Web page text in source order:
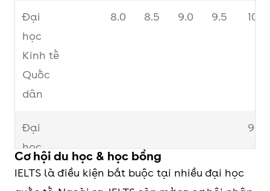
Đại
học
Kinh tế
Quốc
dân
8.0 8.5 9.0 9.5 10
Đại
học
Ngoại
thương
9.0
Cơ hội du học & học bổng
IELTS là điều kiện bắt buộc tại nhiều đại học